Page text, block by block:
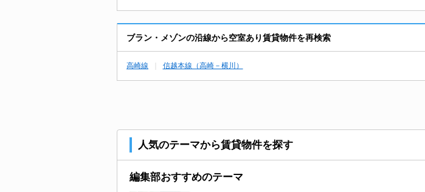
ブラン・メゾンの沿線から空室あり賃貸物件を再検索
高崎線 信越本線（高崎－横川）
人気のテーマから賃貸物件を探す
編集部おすすめのテーマ